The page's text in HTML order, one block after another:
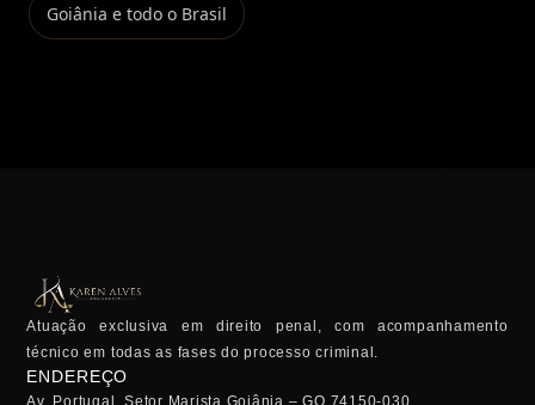
Goiânia e todo o Brasil
Atuação exclusiva em direito penal, com acompanhamento
técnico em todas as fases do processo criminal.
ENDEREÇO